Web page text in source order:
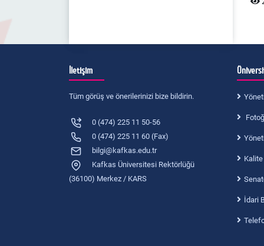
İletişim
Tüm görüş ve önerilerinizi bize bildirin.
0 (474) 225 11 50-56
0 (474) 225 11 60 (Fax)
bilgi@kafkas.edu.tr
Kafkas Üniversitesi Rektörlüğü
(36100) Merkez / KARS
İdari